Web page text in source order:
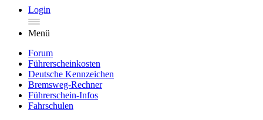
Login
Menü
Forum
Führerscheinkosten
Deutsche Kennzeichen
Bremsweg-Rechner
Führerschein-Infos
Fahrschulen